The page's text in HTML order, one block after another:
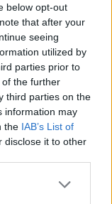
below opt-out
that after your
seeing
utilized by
parties prior to
the further
third parties on the
information may
the IAB’s List of
disclose it to other
Varėnos
vyras
ir nusišovė